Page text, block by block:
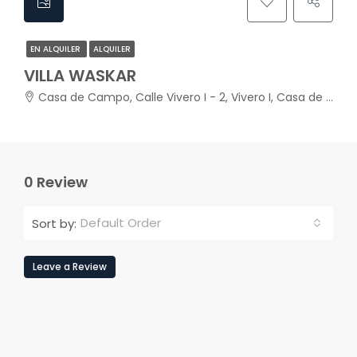
EN ALQUILER ALQUILER
VILLA WASKAR
Casa de Campo, Calle Vivero I - 2, Vivero I, Casa de Campo, La Romana, 22000, República Dominicana
0 Review
Sort by: Default Order
Leave a Review